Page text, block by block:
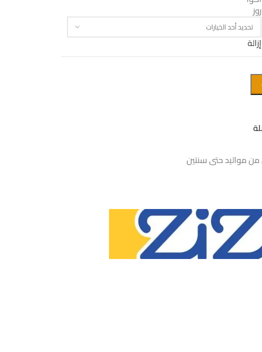
روز
إزالة
مواليد حتى سنتين